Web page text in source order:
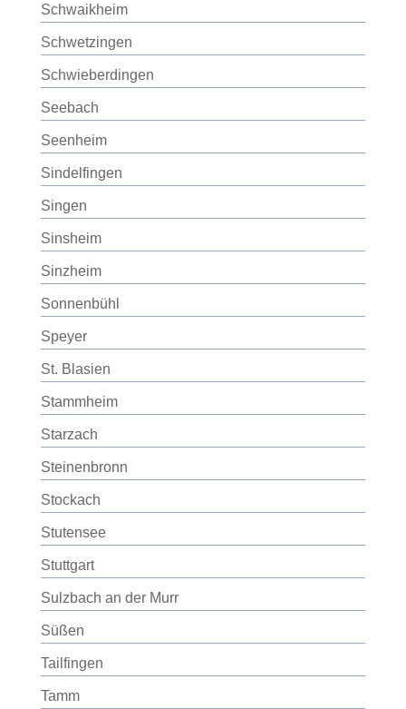
Schwaikheim
Schwetzingen
Schwieberdingen
Seebach
Seenheim
Sindelfingen
Singen
Sinsheim
Sinzheim
Sonnenbühl
Speyer
St. Blasien
Stammheim
Starzach
Steinenbronn
Stockach
Stutensee
Stuttgart
Sulzbach an der Murr
Süßen
Tailfingen
Tamm